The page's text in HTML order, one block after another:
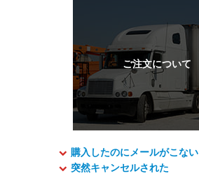
購入したのにメールがこない
突然キャンセルされた